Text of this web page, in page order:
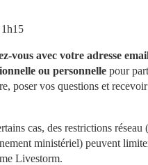
vous avec votre adresse
ou personnelle pour
poser vos questions et
cas, des restrictions réseau
ministériel) peuvent
Livestorm.